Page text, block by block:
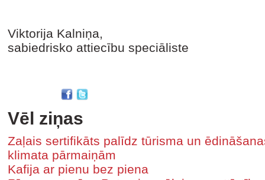
Viktorija Kalniņa,
sabiedrisko attiecību speciāliste
Vēl ziņas
Zaļais sertifikāts palīdz tūrisma un
klimata pārmaiņām
Kafija ar pienu bez piena